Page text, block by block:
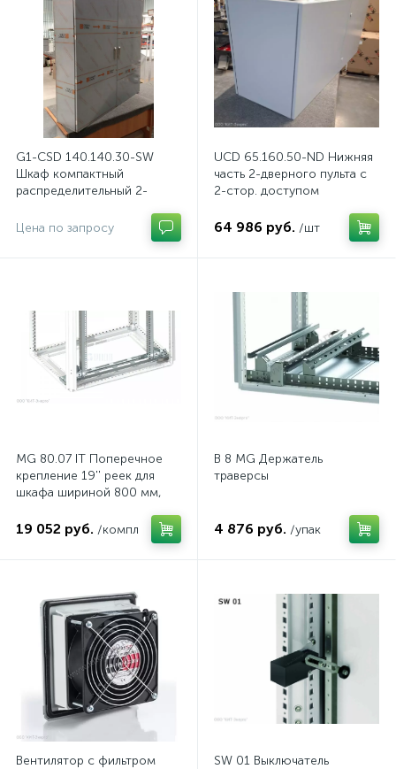
G1-CSD 140.140.30-SW
Шкаф компактный
распределительный 2-
стали, с перемычкой
Цена по запросу
UCD 65.160.50-ND Нижняя
часть 2-дверного пульта с
2-стор. доступом
64 986 руб. /шт
MG 80.07 IT Поперечное
крепление 19'' реек для
шкафа шириной 800 мм,
19 052 руб. /компл
B 8 MG Держатель
траверсы
4 876 руб. /упак
Вентилятор с фильтром
SW 01 Выключатель